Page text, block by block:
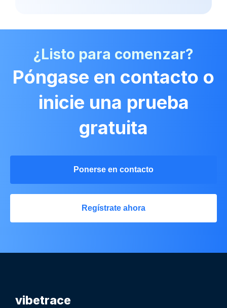
¿Listo para comenzar?
Póngase en contacto o
inicie una prueba
gratuita
Ponerse en contacto
Regístrate ahora
vibetrace